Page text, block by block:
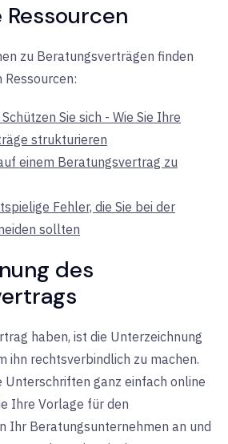
zu Beratungsverträgen finden
Ressourcen:
Sie sich - Wie Sie Ihre
strukturieren
einem Beratungsvertrag zu
Fehler, die Sie bei der
sollten
des
haben, ist die Unterzeichnung
ihn rechtsverbindlich zu machen.
Unterschriften ganz einfach online
Ihre Vorlage für den
Ihr Beratungsunternehmen an und